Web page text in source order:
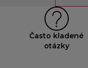
Často kladené
otázky